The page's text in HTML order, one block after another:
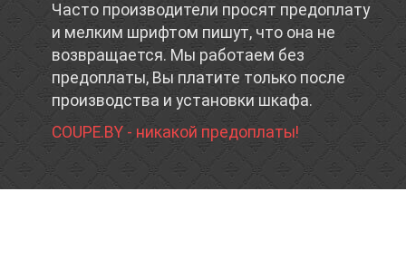
Часто производители просят предоплату
и мелким шрифтом пишут, что она не
возвращается. Мы работаем без
предоплаты, Вы платите только после
производства и установки шкафа.
COUPE.BY - никакой предоплаты!